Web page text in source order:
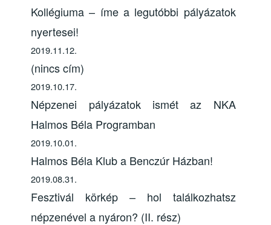
Kollégiuma – íme a legutóbbi pályázatok
nyertesei!
2019.11.12.
(nincs cím)
2019.10.17.
Népzenei pályázatok ismét az NKA
Halmos Béla Programban
2019.10.01.
Halmos Béla Klub a Benczúr Házban!
2019.08.31.
Fesztivál körkép – hol találkozhatsz
népzenével a nyáron? (II. rész)